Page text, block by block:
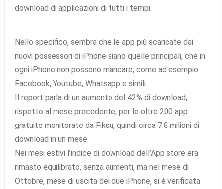
download di applicazioni di tutti i tempi.
Nello specifico, sembra che le app più scaricate dai
nuovi possessori di iPhone siano quelle principali, che in
ogni iPhone non possono mancare, come ad esempio
Facebook, Youtube, Whatsapp e simili.
Il report parla di un aumento del 42% di download,
rispetto al mese precedente, per le oltre 200 app
gratuite monitorate da Fiksu, quindi circa 7.8 milioni di
download in un mese.
Nei mesi estivi l’indice di download dell’App store era
rimasto equilibrato, senza aumenti, ma nel mese di
Ottobre, mese di uscita dei due iPhone, si è verificata